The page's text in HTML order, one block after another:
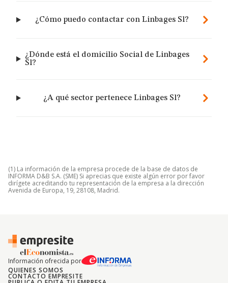
¿Cómo puedo contactar con Linbages Sl?
¿Dónde está el domicilio Social de Linbages
Sl?
¿A qué sector pertenece Linbages Sl?
(1) La información de la empresa procede de la base de datos de
INFORMA D&B S.A. (SME) Si aprecias que existe algún error por favor
dirígete acreditando tu representación de la empresa a la dirección
Avenida de Europa, 19, 28108, Madrid.
Información ofrecida por
QUIENES SOMOS
CONTACTO EMPRESITE